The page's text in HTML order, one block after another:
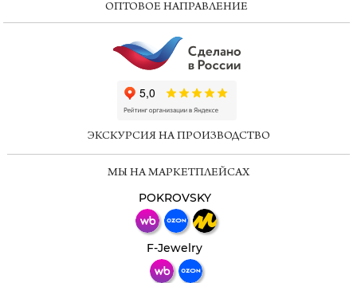
ОПТОВОЕ НАПРАВЛЕНИЕ
ЭКСКУРСИЯ НА ПРОИЗВОДСТВО
МЫ НА МАРКЕТПЛЕЙСАХ
POKROVSKY
F-Jewelry